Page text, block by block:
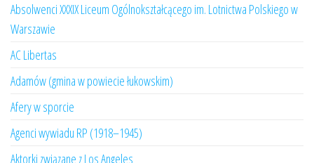
Absolwenci XXXIX Liceum Ogólnokształcącego im. Lotnictwa Polskiego w
Warszawie
AC Libertas
Adamów (gmina w powiecie łukowskim)
Afery w sporcie
Agenci wywiadu RP (1918–1945)
Aktorki związane z Los Angeles